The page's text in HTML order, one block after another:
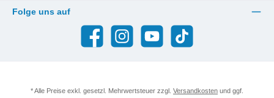
Folge uns auf
Facebook Instagram YouTube TikTok
* Alle Preise exkl. gesetzl. Mehrwertsteuer zzgl. Versandkosten und ggf.